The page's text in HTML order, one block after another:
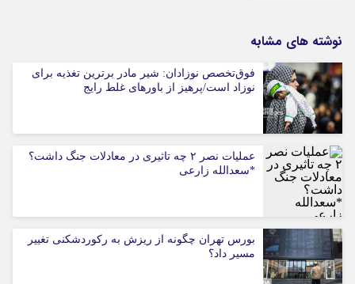
نوشته های مشابه
فوق‌تخصص نوزادان: شیر مادر برترین تغذیه برای
نوزاد است/پرهیز از باورهای غلط رایج
عملیات نصر ۲ چه تاثیری در معادلات جنگ داشت؟
*سعدالله زارعی
بورس تهران چگونه از ریزش به رکوردشکنی تغییر
مسیر داد؟